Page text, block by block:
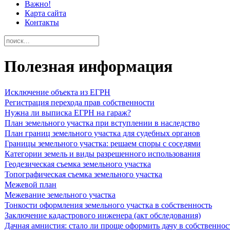
Важно!
Карта сайта
Контакты
Полезная информация
Исключение объекта из ЕГРН
Регистрация перехода прав собственности
Нужна ли выписка ЕГРН на гараж?
План земельного участка при вступлении в наследство
План границ земельного участка для судебных органов
Границы земельного участка: решаем споры с соседями
Категории земель и виды разрешенного использования
Геодезическая съемка земельного участка
Топографическая съемка земельного участка
Межевой план
Межевание земельного участка
Тонкости оформления земельного участка в собственность
Заключение кадастрового инженера (акт обследования)
Дачная амнистия: стало ли проще оформить дачу в